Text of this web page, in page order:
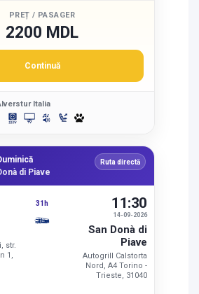
PREȚ / PASAGER
2200 MDL
Continuă
Italia
di Piave
Ruta directă
str.
1,
31h
14-09-2026
11:30
San Donà di
Piave
Autogrill Calstorta
Nord, A4 Torino -
Trieste, 31040